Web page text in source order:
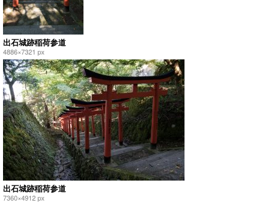
出石城跡稲荷参道
4886×7321 px
出石城跡稲荷参道
7360×4912 px